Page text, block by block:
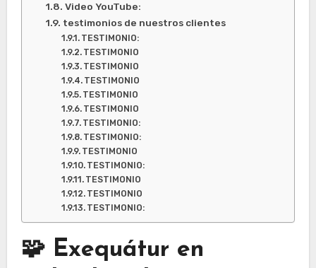
Video YouTube:
testimonios de nuestros clientes
TESTIMONIO:
TESTIMONIO
TESTIMONIO
TESTIMONIO
TESTIMONIO
TESTIMONIO
TESTIMONIO:
TESTIMONIO:
TESTIMONIO
TESTIMONIO:
TESTIMONIO
TESTIMONIO
TESTIMONIO:
🧩 Exequátur en